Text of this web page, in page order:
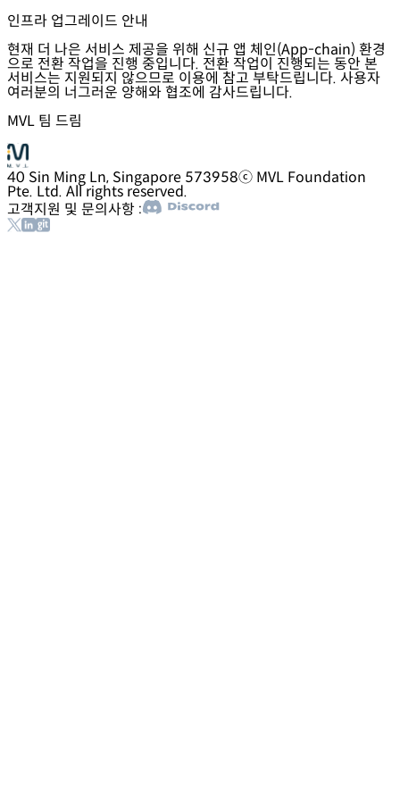
인프라 업그레이드 안내
현재 더 나은 서비스 제공을 위해 신규 앱 체인(App-chain) 환경
으로 전환 작업을 진행 중입니다. 전환 작업이 진행되는 동안 본
서비스는 지원되지 않으므로 이용에 참고 부탁드립니다. 사용자
여러분의 너그러운 양해와 협조에 감사드립니다.
MVL 팀 드림
40 Sin Ming Ln, Singapore 573958ⓒ MVL Foundation
Pte. Ltd. All rights reserved.
고객지원 및 문의사항 :